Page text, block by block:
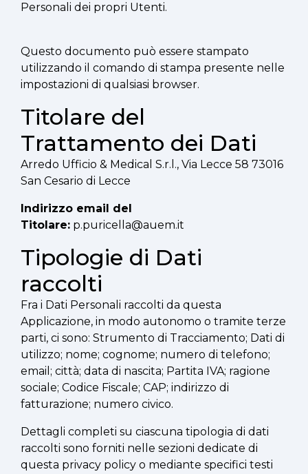
Personali dei propri Utenti.
Questo documento può essere stampato
utilizzando il comando di stampa presente nelle
impostazioni di qualsiasi browser.
Titolare del
Trattamento dei Dati
Arredo Ufficio & Medical S.r.l., Via Lecce 58 73016
San Cesario di Lecce
Indirizzo email del
Titolare: p.puricella@auem.it
Tipologie di Dati
raccolti
Fra i Dati Personali raccolti da questa
Applicazione, in modo autonomo o tramite terze
parti, ci sono: Strumento di Tracciamento; Dati di
utilizzo; nome; cognome; numero di telefono;
email; città; data di nascita; Partita IVA; ragione
sociale; Codice Fiscale; CAP; indirizzo di
fatturazione; numero civico.
Dettagli completi su ciascuna tipologia di dati
raccolti sono forniti nelle sezioni dedicate di
questa privacy policy o mediante specifici testi